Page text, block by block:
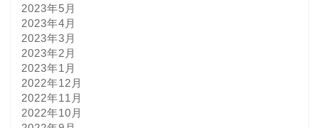
2023年5月
2023年4月
2023年3月
2023年2月
2023年1月
2022年12月
2022年11月
2022年10月